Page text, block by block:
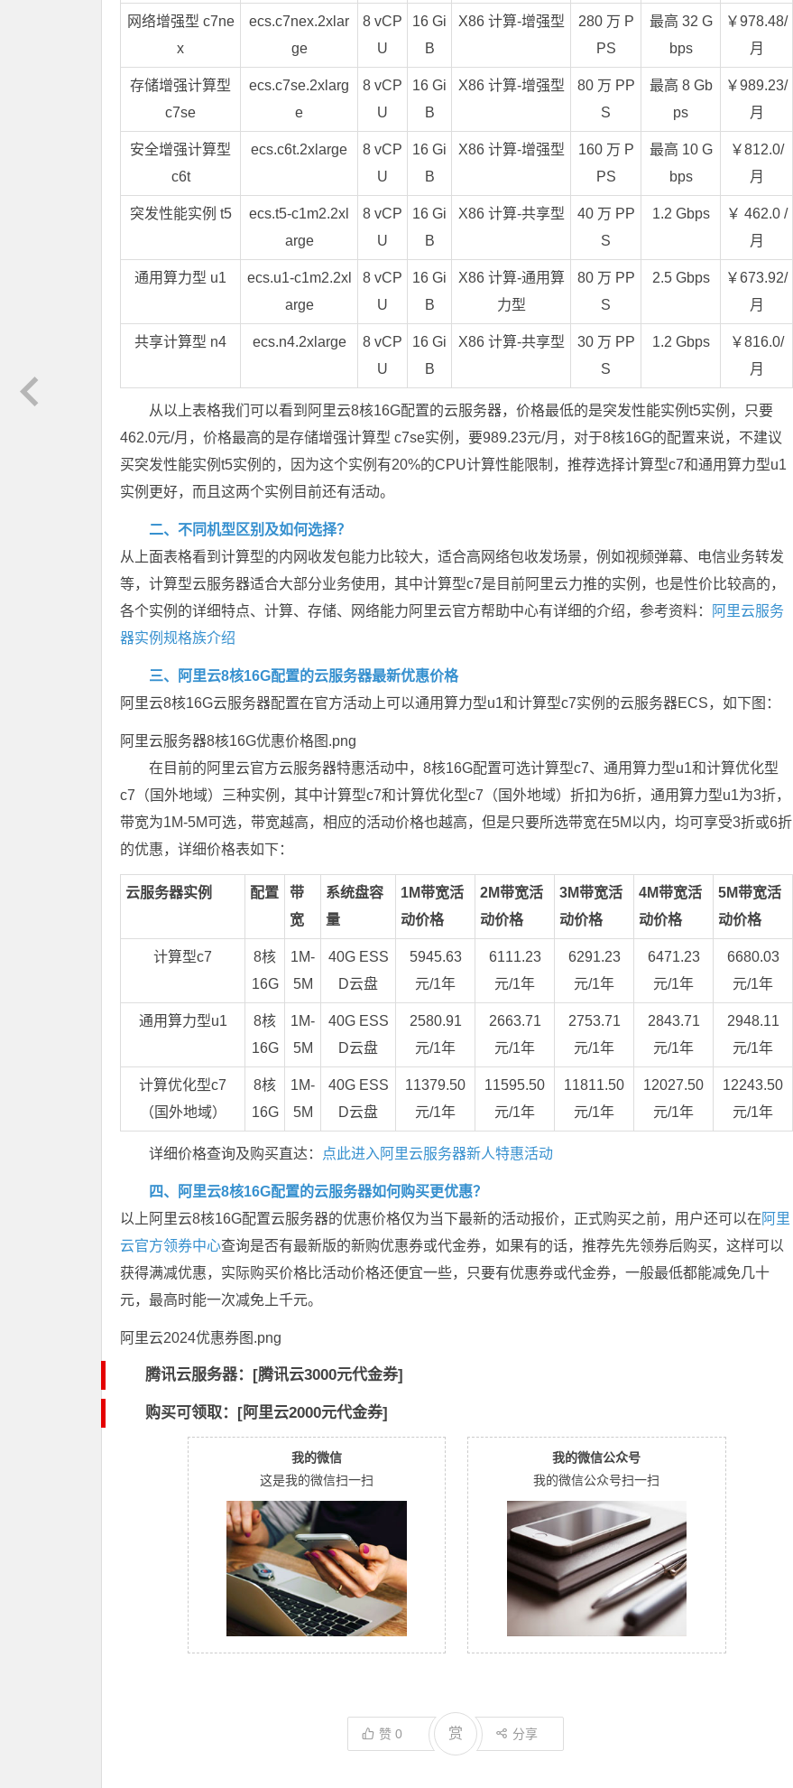
网络增强型 c7ne
x
ecs.c7nex.2xlar
ge
8 vCP
U
16 Gi
B
X86 计算-增强型
280 万 P
PS
最高 32 G
bps
￥978.48/
月
存储增强计算型
c7se
ecs.c7se.2xlarg
e
8 vCP
U
16 Gi
B
X86 计算-增强型
80 万 PP
S
最高 8 Gb
ps
￥989.23/
月
安全增强计算型
c6t
ecs.c6t.2xlarge
8 vCP
U
16 Gi
B
X86 计算-增强型
160 万 P
PS
最高 10 G
bps
￥812.0/
月
突发性能实例 t5
ecs.t5-c1m2.2xl
arge
8 vCP
U
16 Gi
B
X86 计算-共享型
40 万 PP
S
1.2 Gbps
￥ 462.0 /
月
通用算力型 u1
ecs.u1-c1m2.2xl
arge
8 vCP
U
16 Gi
B
X86 计算-通用算
力型
80 万 PP
S
2.5 Gbps
￥673.92/
月
共享计算型 n4 ecs.n4.2xlarge
8 vCP
U
16 Gi
B
X86 计算-共享型
30 万 PP
S
1.2 Gbps
￥816.0/
月
从以上表格我们可以看到阿里云8核16G配置的云服务器，价格最低的是突发性能实例t5实例，只要
462.0元/月，价格最高的是存储增强计算型 c7se实例，要989.23元/月，对于8核16G的配置来说，不建议
买突发性能实例t5实例的，因为这个实例有20%的CPU计算性能限制，推荐选择计算型c7和通用算力型u1
实例更好，而且这两个实例目前还有活动。
二、不同机型区别及如何选择？
从上面表格看到计算型的内网收发包能力比较大，适合高网络包收发场景，例如视频弹幕、电信业务转发
等，计算型云服务器适合大部分业务使用，其中计算型c7是目前阿里云力推的实例，也是性价比较高的，
各个实例的详细特点、计算、存储、网络能力阿里云官方帮助中心有详细的介绍，参考资料：
阿里云服务
器实例规格族介绍
三、阿里云8核16G配置的云服务器最新优惠价格
阿里云8核16G云服务器配置在官方活动上可以通用算力型u1和计算型c7实例的云服务器ECS，如下图：
阿里云服务器8核16G优惠价格图.png
在目前的阿里云官方云服务器特惠活动中，8核16G配置可选计算型c7、通用算力型u1和计算优化型
c7（国外地域）三种实例，其中计算型c7和计算优化型c7（国外地域）折扣为6折，通用算力型u1为3折，
带宽为1M-5M可选，带宽越高，相应的活动价格也越高，但是只要所选带宽在5M以内，均可享受3折或6折
的优惠，详细价格表如下：
云服务器实例 配置
带
宽
系统盘容
量
1M带宽活
动价格
2M带宽活
动价格
3M带宽活
动价格
4M带宽活
动价格
5M带宽活
动价格
计算型c7
8核
16G
1M-
5M
40G ESS
D云盘
5945.63
元/1年
6111.23
元/1年
6291.23
元/1年
6471.23
元/1年
6680.03
元/1年
通用算力型u1
8核
16G
1M-
5M
40G ESS
D云盘
2580.91
元/1年
2663.71
元/1年
2753.71
元/1年
2843.71
元/1年
2948.11
元/1年
计算优化型c7
（国外地域）
8核
16G
1M-
5M
40G ESS
D云盘
11379.50
元/1年
11595.50
元/1年
11811.50
元/1年
12027.50
元/1年
12243.50
元/1年
详细价格查询及购买直达： 点此进入阿里云服务器新人特惠活动
四、阿里云8核16G配置的云服务器如何购买更优惠？
以上阿里云8核16G配置云服务器的优惠价格仅为当下最新的活动报价，正式购买之前，用户还可以在 阿里
云官方领券中心查询是否有最新版的新购优惠券或代金券，如果有的话，推荐先先领券后购买，这样可以
获得满减优惠，实际购买价格比活动价格还便宜一些，只要有优惠券或代金券，一般最低都能减免几十
元，最高时能一次减免上千元。
阿里云2024优惠券图.png
腾讯云服务器：[腾讯云3000元代金券]
购买可领取：[阿里云2000元代金券]
我的微信
这是我的微信扫一扫
我的微信公众号
我的微信公众号扫一扫
赞 0 赏 分享